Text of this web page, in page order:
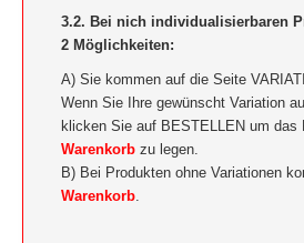
3.2. Bei nich individualisierbaren
2 Möglichkeiten:
A) Sie kommen auf die Seite
Wenn Sie Ihre gewünscht Variation
klicken Sie auf BESTELLEN um das
Warenkorbzu legen.
B) Bei Produkten ohne Variationen
Warenkorb.